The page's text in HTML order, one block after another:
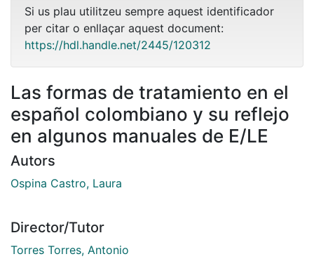
Si us plau utilitzeu sempre aquest identificador
per citar o enllaçar aquest document:
https://hdl.handle.net/2445/120312
Las formas de tratamiento en el
español colombiano y su reflejo
en algunos manuales de E/LE
Autors
Ospina Castro, Laura
Director/Tutor
Torres Torres, Antonio